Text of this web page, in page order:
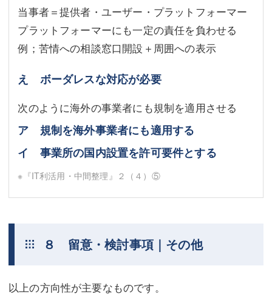
当事者＝提供者・ユーザー・プラットフォーマー
プラットフォーマーにも一定の責任を負わせる
例；苦情への相談窓口開設＋周囲への表示
え ボーダレスな対応が必要
次のように海外の事業者にも規制を適用させる
ア 規制を海外事業者にも適用する
イ 事業所の国内設置を許可要件とする
※『IT利活用・中間整理』２（４）⑤
８ 留意・検討事項｜その他
以上の方向性が主要なものです。